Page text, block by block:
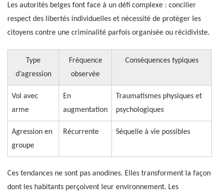
Les autorités belges font face à un défi complexe : concilier
respect des libertés individuelles et nécessité de protéger les
citoyens contre une criminalité parfois organisée ou récidiviste.
Type
d’agression
Fréquence
observée
Conséquences typiques
Vol avec
arme
En
augmentation
Traumatismes physiques et
psychologiques
Agression en
groupe
Récurrente Séquelle à vie possibles
Ces tendances ne sont pas anodines. Elles transforment la façon
dont les habitants perçoivent leur environnement. Les